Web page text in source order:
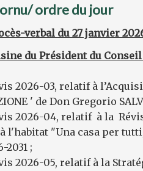
ordre du jour
verbal du 27 janvier
du Président du
2026-03, relatif à
' de Don Gregorio
2026-04, relatif à la
l'habitat "Una casa per
2031 ;
2026-05, relatif à la